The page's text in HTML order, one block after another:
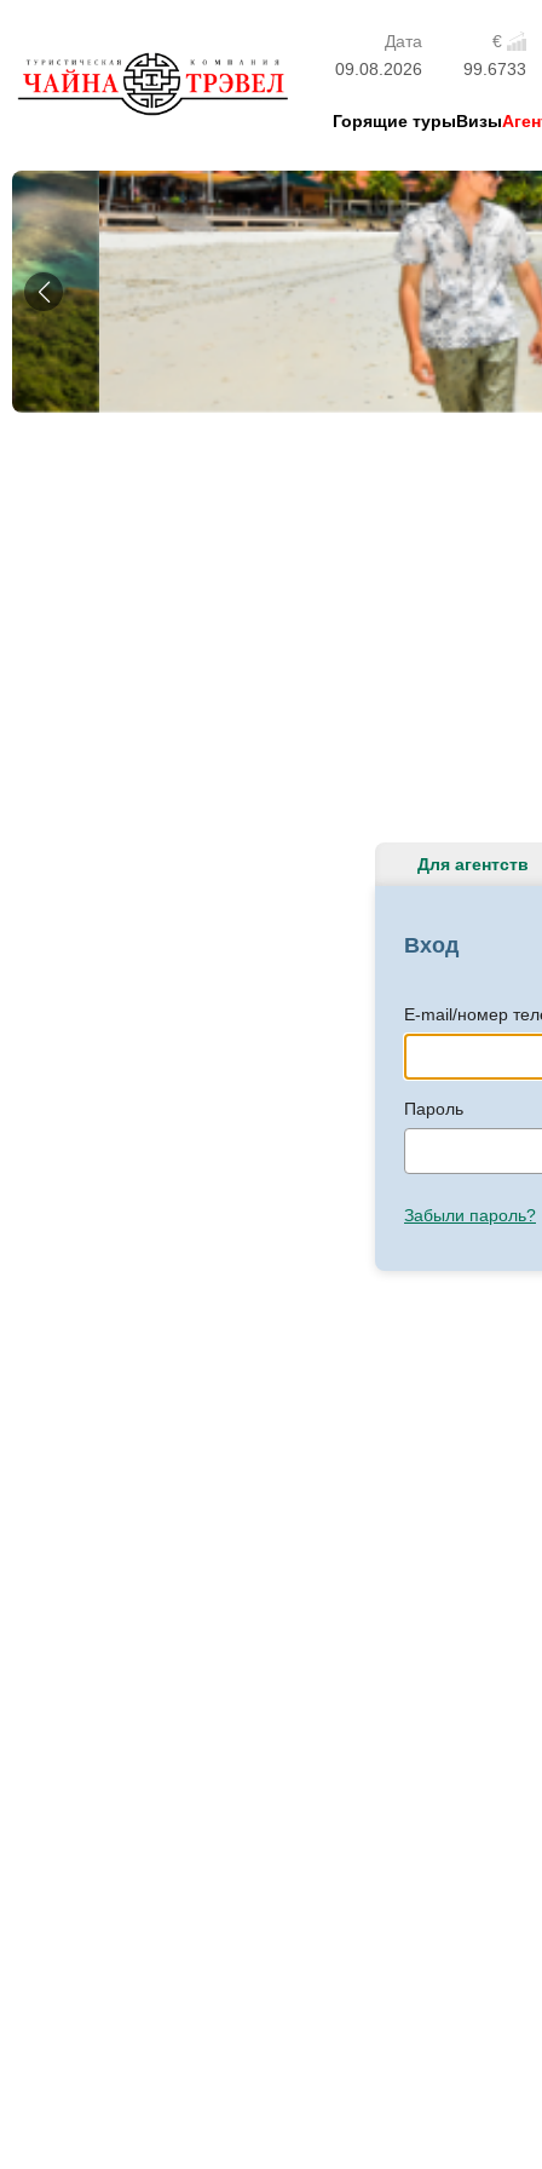
Дата
€
09.08.2026
99.6733
Горящие турыВизы
Для агентств
Вход
E-mail/номер
Пароль
Забыли пароль?